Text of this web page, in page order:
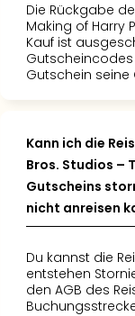
Die Rückgabe
Making of Harry
Kauf ist
Gutschein seine
Kann ich die
Bros. Studios –
Gutscheins
nicht anreisen
Du kannst die
entstehen
den AGB des